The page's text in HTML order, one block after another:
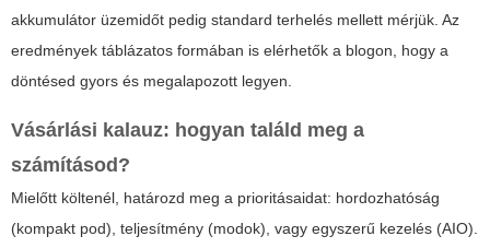
akkumulátor üzemidőt pedig standard terhelés mellett mérjük. Az
eredmények táblázatos formában is elérhetők a blogon, hogy a
döntésed gyors és megalapozott legyen.
Vásárlási kalauz: hogyan találd meg a
számításod?
Mielőtt költenél, határozd meg a prioritásaidat: hordozhatóság
(kompakt pod), teljesítmény (modok), vagy egyszerű kezelés (AIO).